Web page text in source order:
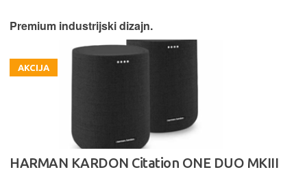
Premium industrijski dizajn.
AKCIJA
HARMAN KARDON Citation ONE DUO MKIII